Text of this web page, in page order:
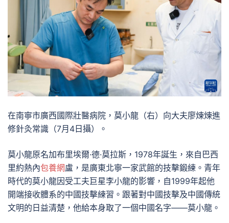
在南寧市廣西國際壯醫病院，莫小龍（右）向大夫廖煉煉進
修針灸常識（7月4日攝）。
莫小龍原名加布里埃爾·德·莫拉斯，1978年誕生，來自巴西
里約熱內包養網盧，是廣東北寧一家武館的技擊鍛練。青年
時代的莫小龍因受工夫巨星李小龍的影響，自1999年起他
開端接收體系的中國技擊練習。跟著對中國技擊及中國傳統
文明的日益清楚，他給本身取了一個中國名字——莫小龍。